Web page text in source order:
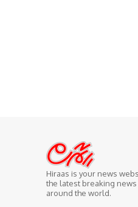
Hiraas is your news
the latest breaking
around the world.